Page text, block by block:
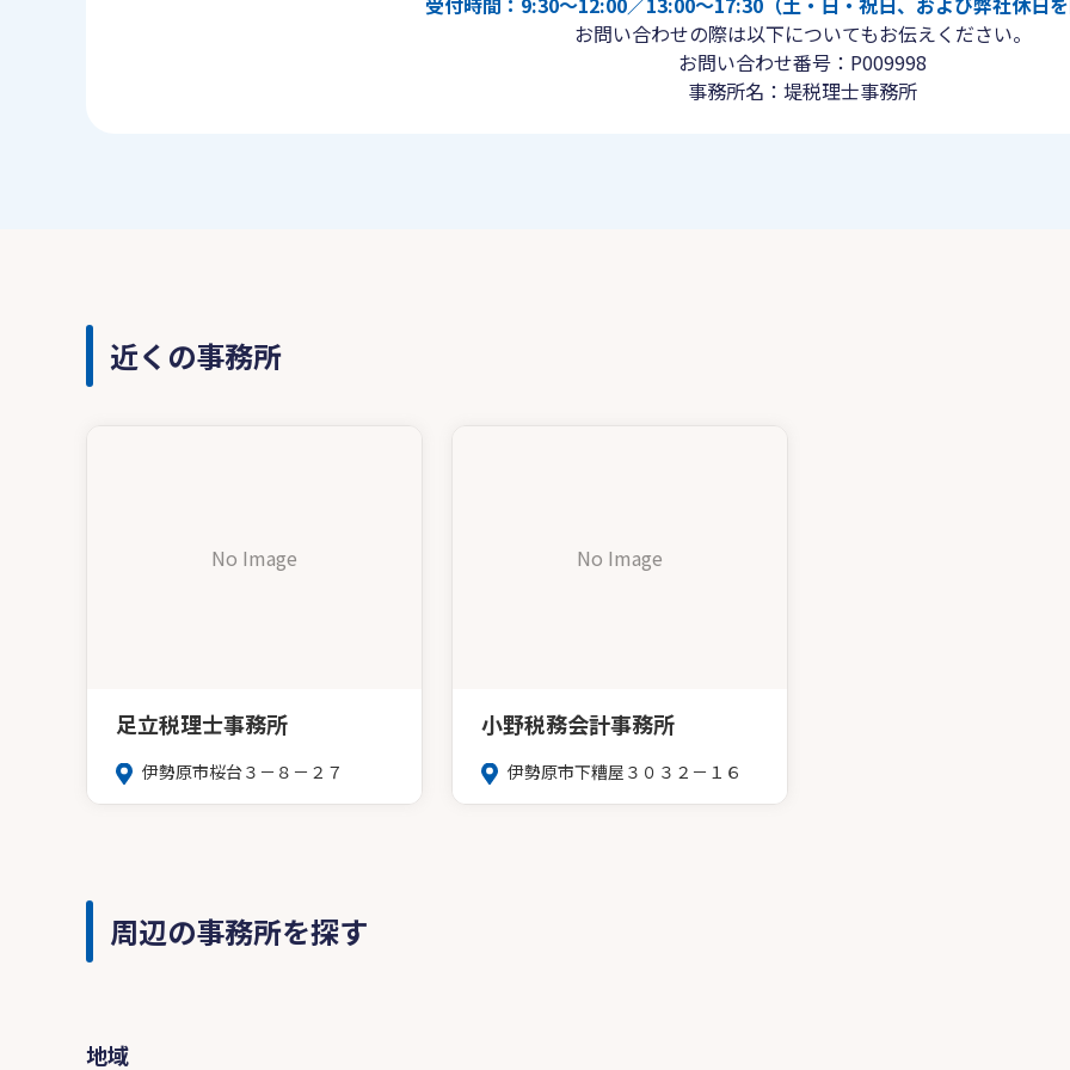
お問い合わせの際は以下についてもお伝えください。
お問い合わせ番号：P009998
事務所名：堤税理士事務所
近くの事務所
No Image
足立税理士事務所
伊勢原市桜台３－８－２７
No Image
小野税務会計事務所
伊勢原市下糟屋３０３２－１６
周辺の事務所を探す
地域